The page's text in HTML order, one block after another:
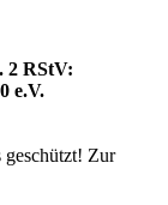
2 RStV:
e.V.
geschützt! Zur